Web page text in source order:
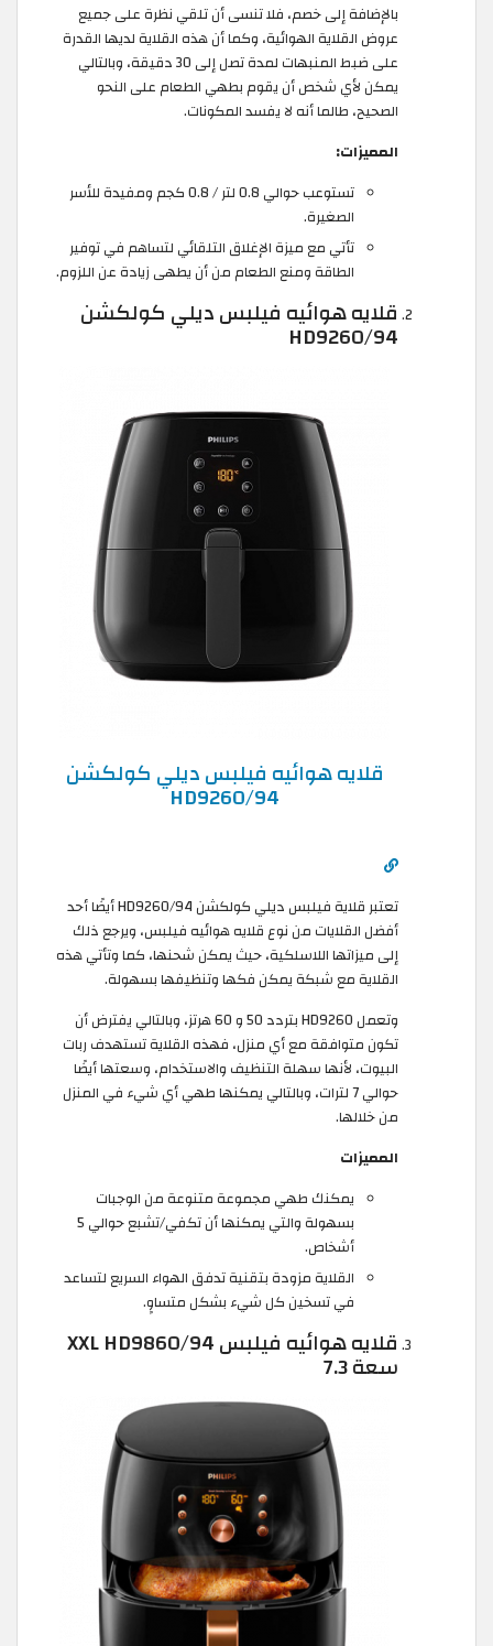
بالإضافة إلى خصم، فلا تنسى أن تلقي نظرة على جميع
عروض القلاية الهوائية، وكما أن هذه القلاية لديها القدرة
على ضبط المنبهات لمدة تصل إلى 30 دقيقة، وبالتالي
يمكن لأي شخص أن يقوم بطهي الطعام على النحو
الصحيح، طالما أنه لا يفسد المكونات.
المميزات:
تستوعب حوالي 0.8 لتر / 0.8 كجم ومفيدة للأسر
الصغيرة.
تأتي مع ميزة الإغلاق التلقائي لتساهم في توفير
الطاقة ومنع الطعام من أن يطهى زيادة عن اللزوم.
قلايه هوائيه فيلبس ديلي كولكشن
HD9260/94
قلايه هوائيه فيلبس ديلي كولكشن
HD9260/94
تعتبر قلاية فيلبس ديلي كولكشن HD9260/94 أيضًا أحد
أفضل القلايات من نوع قلايه هوائيه فيلبس، ويرجع ذلك
إلى ميزاتها اللاسلكية، حيث يمكن شحنها، كما وتأتي هذه
القلاية مع شبكة يمكن فكها وتنظيفها بسهولة.
وتعمل HD9260 بتردد 50 و 60 هرتز، وبالتالي يفترض أن
تكون متوافقة مع أي منزل، فهذه القلاية تستهدف ربات
البيوت، لأنها سهلة التنظيف والاستخدام، وسعتها أيضًا
حوالي 7 لترات، وبالتالي يمكنها طهي أي شيء في المنزل
من خلالها.
المميزات
يمكنك طهي مجموعة متنوعة من الوجبات
بسهولة والتي يمكنها أن تكفي/تشبع حوالي 5
أشخاص.
القلاية مزودة بتقنية تدفق الهواء السريع لتساعد
في تسخين كل شيء بشكل متساوٍ.
قلايه هوائيه فيلبس XXL HD9860/94
سعة 7.3